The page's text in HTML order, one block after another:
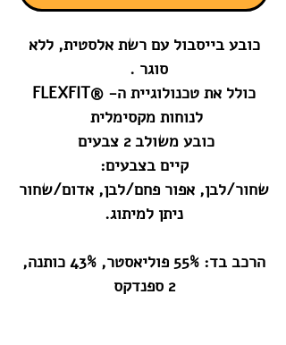
כובע בייסבול עם רשת אלסטית, ללא
סוגר .
כולל את טכנולוגיית ה- ®FLEXFIT
לנוחות מקסימלית
כובע משולב 2 צבעים
קיים בצבעים:
שחור/לבן, אפור פחם/לבן, אדום/שחור
ניתן למיתוג.
הרכב בד: 55% פוליאסטר, 43% כותנה,
2 ספנדקס